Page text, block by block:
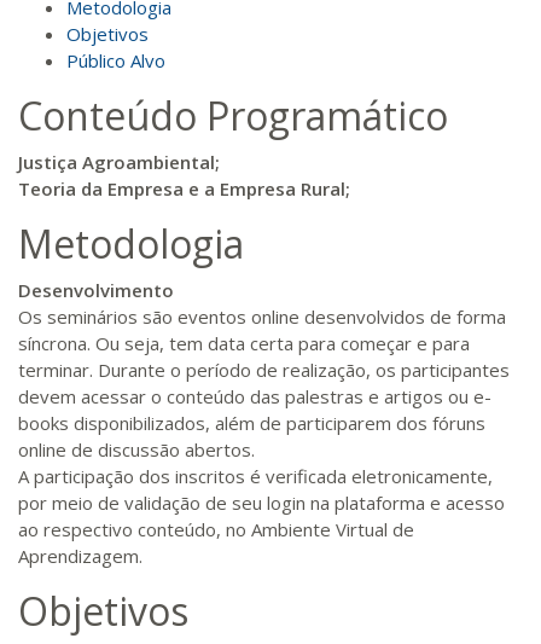
Metodologia
Objetivos
Público Alvo
Conteúdo Programático
Justiça Agroambiental;
Teoria da Empresa e a Empresa Rural;
Metodologia
Desenvolvimento
Os seminários são eventos online desenvolvidos de forma
síncrona. Ou seja, tem data certa para começar e para
terminar. Durante o período de realização, os participantes
devem acessar o conteúdo das palestras e artigos ou e-
books disponibilizados, além de participarem dos fóruns
online de discussão abertos.
A participação dos inscritos é verificada eletronicamente,
por meio de validação de seu login na plataforma e acesso
ao respectivo conteúdo, no Ambiente Virtual de
Aprendizagem.
Objetivos